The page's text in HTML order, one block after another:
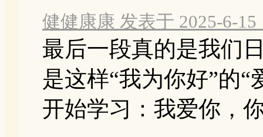
健健康康 发表于 2025-6-15
最后一段真的是我们
是这样“我为你好”的“
开始学习：我爱你，